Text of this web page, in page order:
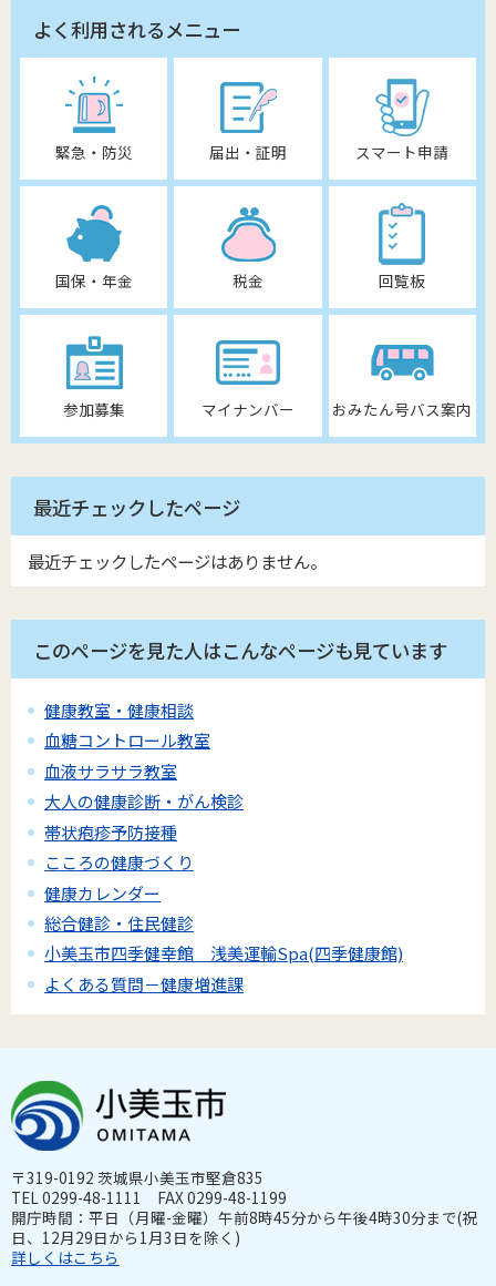
よく利用されるメニュー
緊急・防災 届出・証明 スマート申請
国保・年金 税金 回覧板
参加募集 マイナンバー おみたん号バス案内
最近チェックしたページ
最近チェックしたページはありません。
このページを見た人はこんなページも見ています
健康教室・健康相談
血糖コントロール教室
血液サラサラ教室
大人の健康診断・がん検診
帯状疱疹予防接種
こころの健康づくり
健康カレンダー
総合健診・住民健診
小美玉市四季健幸館 浅美運輸Spa(四季健康館)
よくある質問－健康増進課
〒319-0192 茨城県小美玉市堅倉835
TEL 0299-48-1111 FAX 0299-48-1199
開庁時間：平日（月曜-金曜）午前8時45分から午後4時30分まで(祝
日、12月29日から1月3日を除く)
詳しくはこちら